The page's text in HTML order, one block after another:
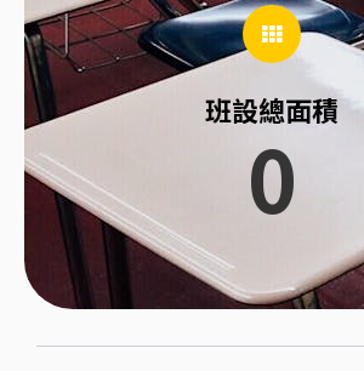
班設總面積
0